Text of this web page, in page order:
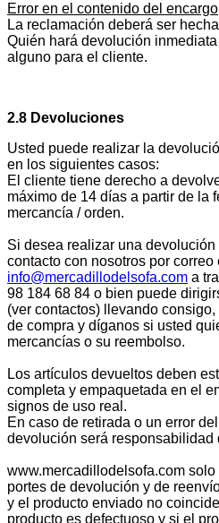
Error en el contenido del encargo
La reclamación deberá ser
Quién hará devolución
alguno para el cliente.
2.8 Devoluciones
Usted puede realizar la
en los siguientes casos:
El cliente tiene derecho a
máximo de 14 días a partir de la
mercancía / orden.
Si desea realizar una
contacto con nosotros por correo
info@mercadillodelsofa.com a
98 184 68 84 o bien puede
(ver contactos) llevando
de compra y díganos si usted
mercancías o su reembolso.
Los artículos devueltos deben
completa y empaquetada en el
signos de uso real.
En caso de retirada o un error
devolución será responsabilidad
www.mercadillodelsofa.com
portes de devolución y de
y el producto enviado no
producto es defectuoso y si el